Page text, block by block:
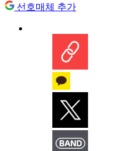
선호매체 추가